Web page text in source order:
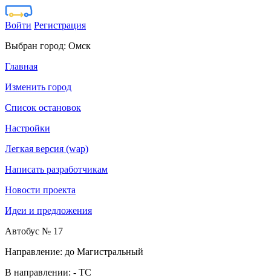
Войти Регистрация
Выбран город: Омск
Главная
Изменить город
Список остановок
Настройки
Легкая версия (wap)
Написать разработчикам
Новости проекта
Идеи и предложения
Автобус № 17
Направление: до Магистральный
В направлении: - ТС